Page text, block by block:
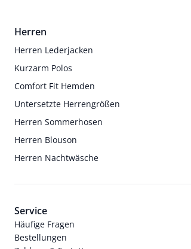
Herren
Herren Lederjacken
Kurzarm Polos
Comfort Fit Hemden
Untersetzte Herrengrößen
Herren Sommerhosen
Herren Blouson
Herren Nachtwäsche
Service
Häufige Fragen
Bestellungen